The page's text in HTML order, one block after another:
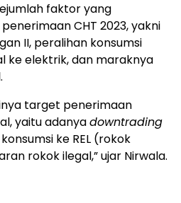
faktor yang
CHT 2023, yakni
II, peralihan konsumsi
ke elektrik, dan maraknya
target penerimaan
yaitu adanyadowntrading
ke REL (rokok
rokok ilegal,” ujar Nirwala.